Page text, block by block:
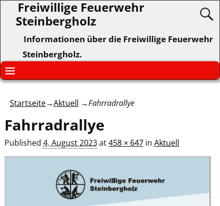
Freiwillige Feuerwehr
Steinbergholz
Informationen über die Freiwillige Feuerwehr
Steinbergholz.
Startseite→Aktuell →Fahrradrallye
Fahrradrallye
Published 4. August 2023at458 × 647in Aktuell